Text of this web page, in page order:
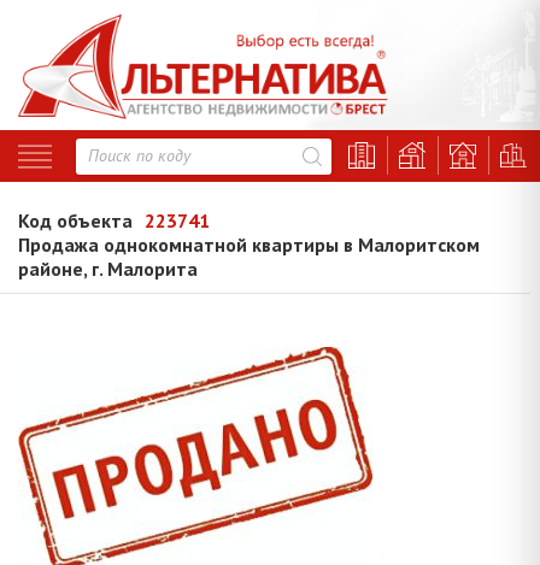
Код объекта 223741
Продажа однокомнатной квартиры в Малоритском
районе, г. Малорита